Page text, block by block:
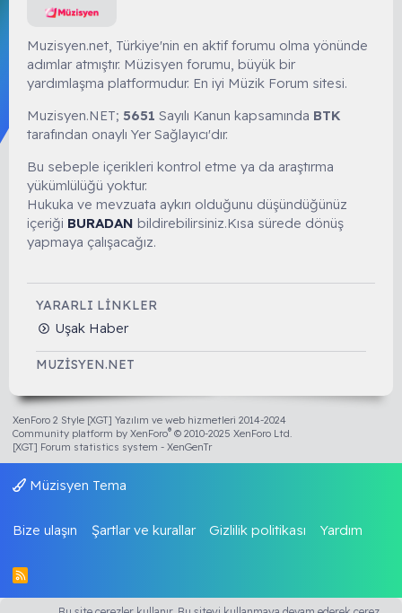
Muzisyen.net, Türkiye'nin en aktif forumu olma yönünde
adımlar atmıştır. Müzisyen forumu, büyük bir
yardımlaşma platformudur. En iyi Müzik Forum sitesi.
Muzisyen.NET; 5651 Sayılı Kanun kapsamında BTK
tarafından onaylı Yer Sağlayıcı'dır.
Bu sebeple içerikleri kontrol etme ya da araştırma
yükümlülüğü yoktur.
Hukuka ve mevzuata aykırı olduğunu düşündüğünüz
içeriği BURADAN bildirebilirsiniz.Kısa sürede dönüş
yapmaya çalışacağız.
YARARLI LINKLER
Uşak Haber
MUZISYEN.NET
XenForo 2 Style [XGT] Yazılım ve web hizmetleri 2014-2024
Community platform by XenForo® © 2010-2025 XenForo Ltd.
[XGT] Forum statistics system - XenGenTr
Müzisyen Tema
Bize ulaşın Şartlar ve kurallar Gizlilik politikası Yardım
R